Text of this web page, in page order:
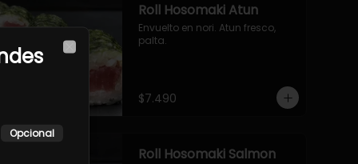
Roll Hosomaki Atun
Envuelto en nori. Atun fresco,
palta.
$7.490
Roll Hosomaki Salmon
Opcional
Close